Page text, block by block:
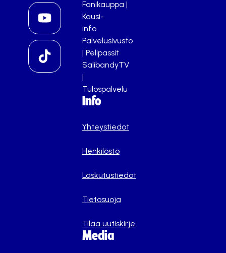
Fanikauppa |
Kausi-
info
Palvelusivusto
| Pelipassit
SalibandyTV
|
Tulospalvelu
Info
Yhteystiedot
Henkilöstö
Laskutustiedot
Tietosuoja
Tilaa uutiskirje
Media